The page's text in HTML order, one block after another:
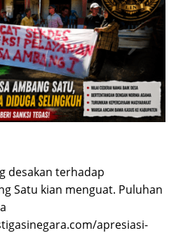
desakan terhadap
Satu kian menguat. Puluhan
apresiasi-